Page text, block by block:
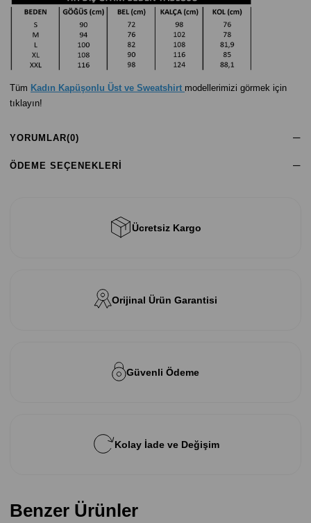
Tüm Kadın Kapüşonlu Üst ve Sweatshirt modellerimizi görmek için
tıklayın!
YORUMLAR(0)
ÖDEME SEÇENEKLERI
Ücretsiz Kargo
Orijinal Ürün Garantisi
Güvenli Ödeme
Kolay İade ve Değişim
Benzer Ürünler